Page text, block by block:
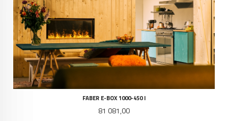
FABER E-BOX 1000-450 I
Pris
81 081,00